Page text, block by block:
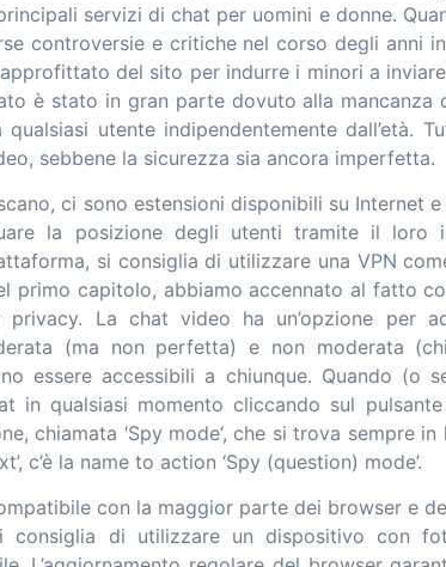
servizi di chat per uomini e donne.
controversie e critiche nel corso degli anni
del sito per indurre i minori a
è stato in gran parte dovuto alla mancanza
utente indipendentemente dall’età.
sebbene la sicurezza sia ancora imperfetta.
ci sono estensioni disponibili su Internet e
la posizione degli utenti tramite il loro
si consiglia di utilizzare una VPN
primo capitolo, abbiamo accennato al fatto
La chat video ha un’opzione per
(ma non perfetta) e non moderata
essere accessibili a chiunque. Quando (o
in qualsiasi momento cliccando sul pulsante
chiamata ‘Spy mode‘, che si trova sempre in
c’è la name to action ‘Spy (question) mode’.
con la maggior parte dei browser e
consiglia di utilizzare un dispositivo con